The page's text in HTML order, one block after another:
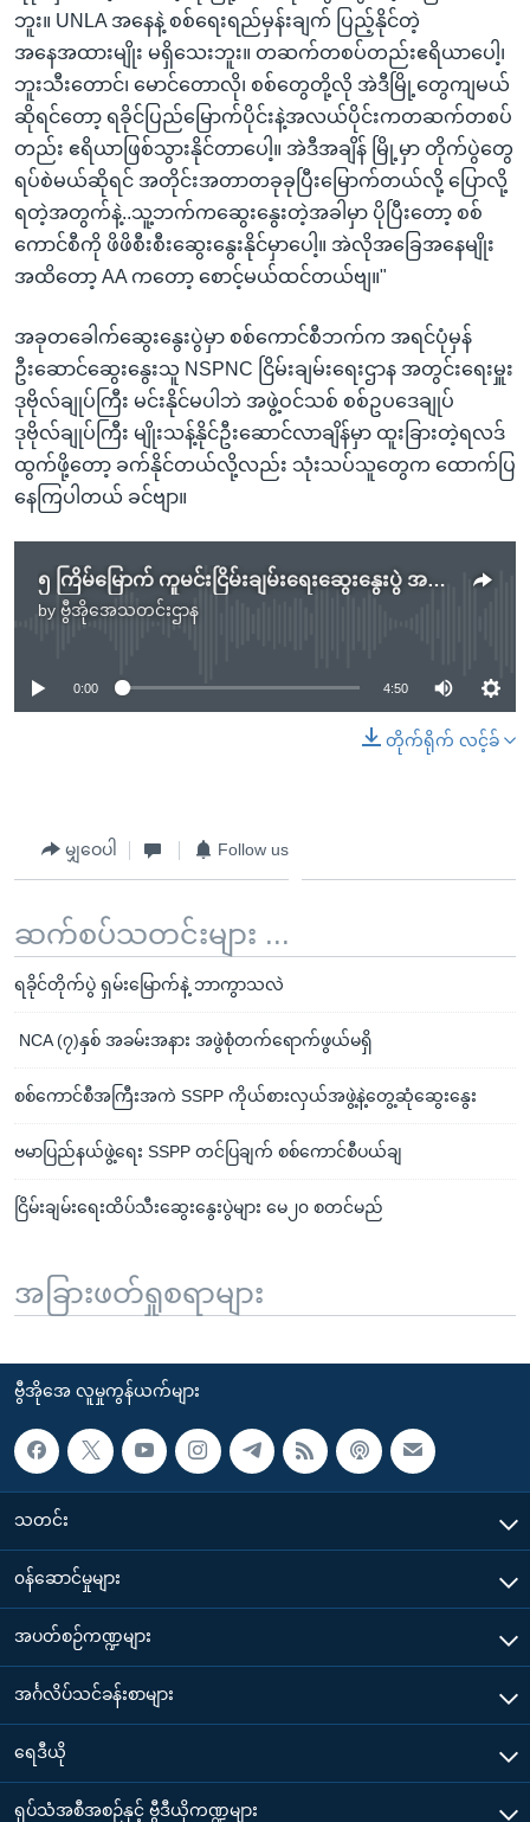
ဘူး။ UNLA အနေနဲ့ စစ်ရေးရည်မှန်းချက် ပြည့်နိုင်တဲ့
အနေအထားမျိုး မရှိသေးဘူး။ တဆက်တစပ်တည်းဧရိယာပေါ့၊
ဘူးသီးတောင်၊ မောင်တောလို၊ စစ်တွေတို့လို အဲဒီမြို့တွေကျမယ်
ဆိုရင်တော့ ရခိုင်ပြည်မြောက်ပိုင်းနဲ့အလယ်ပိုင်းကတဆက်တစပ်
တည်း ဧရိယာဖြစ်သွားနိုင်တာပေါ့။ အဲဒီအချိန် မြို့မှာ တိုက်ပွဲတွေ
ရပ်စဲမယ်ဆိုရင် အတိုင်းအတာတခုခုပြီးမြောက်တယ်လို့ ပြောလို့
ရတဲ့အတွက်နဲ့..သူ့ဘက်ကဆွေးနွေးတဲ့အခါမှာ ပိုပြီးတော့ စစ်
ကောင်စီကို ဖိဖိစီးစီးဆွေးနွေးနိုင်မှာပေါ့။ အဲလိုအခြေအနေမျိုး
အထိတော့ AA ကတော့ စောင့်မယ်ထင်တယ်ဗျ။"
အခုတခေါက်ဆွေးနွေးပွဲမှာ စစ်ကောင်စီဘက်က အရင်ပုံမှန်
ဦးဆောင်ဆွေးနွေးသူ NSPNC ငြိမ်းချမ်းရေးဌာန အတွင်းရေးမှူး
ဒုဗိုလ်ချုပ်ကြီး မင်းနိုင်မပါဘဲ အဖွဲ့ဝင်သစ် စစ်ဥပဒေချုပ်
ဒုဗိုလ်ချုပ်ကြီး မျိုးသန့်နိုင်ဦးဆောင်လာချိန်မှာ ထူးခြားတဲ့ရလဒ်
ထွက်ဖို့တော့ ခက်နိုင်တယ်လို့လည်း သုံးသပ်သူတွေက ထောက်ပြ
နေကြပါတယ် ခင်ဗျာ။
၅ ကြိမ်မြောက် ကူမင်းငြိမ်းချမ်းရေးဆွေးနွေးပွဲ အလားအလာ
by ဗွီအိုအေသတင်းဌာန
No media source currently available
0:00 4:50
တိုက်ရိုက် လင့်ခ်
မျှဝေပါ Follow us
ဆက်စပ်သတင်းများ ...
ရခိုင်တိုက်ပွဲ ရှမ်းမြောက်နဲ့ ဘာကွာသလဲ
NCA (၇)နှစ် အခမ်းအနား အဖွဲစုံတက်ရောက်ဖွယ်မရှိ
စစ်ကောင်စီအကြီးအကဲ SSPP ကိုယ်စားလှယ်အဖွဲ့နဲ့တွေ့ဆုံဆွေးနွေး
ဗမာပြည်နယ်ဖွဲ့ရေး SSPP တင်ပြချက် စစ်ကောင်စီပယ်ချ
ငြိမ်းချမ်းရေးထိပ်သီးဆွေးနွေးပွဲများ မေ၂၀ စတင်မည်
အခြားဖတ်ရှုစရာများ
ဗွီအိုအေ လူမှုကွန်ယက်များ
သတင်း
၀န်ဆောင်မှုများ
အပတ်စဉ်ကဏ္ဍများ
အင်္ဂလိပ်သင်ခန်းစာများ
ရေဒီယို
ရုပ်သံအစီအစဉ်နှင့် ဗွီဒီယိုကဏ္ဍများ